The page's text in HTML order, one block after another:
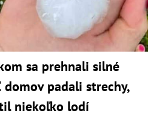
sa prehnali silné
padali strechy,
niekoľko lodí